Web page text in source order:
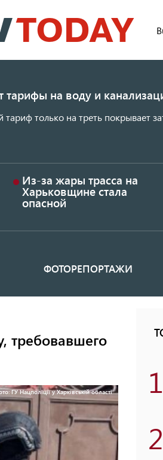
к
основному
тарифы на воду и
только на треть покрывает
Из-за жары трасса на
Харьковщине стала
опасной
ФОТОРЕПОРТАЖИ
требовавшего
ГУ Нацполіції у Харківській області 1
2